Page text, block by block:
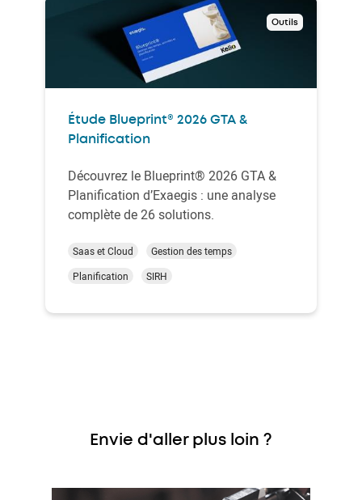
Outils
Étude Blueprint® 2026 GTA &
Planification
Découvrez le Blueprint® 2026 GTA &
Planification d’Exaegis : une analyse
complète de 26 solutions.
Saas et Cloud
Gestion des temps
Planification
SIRH
Envie d'aller plus loin ?